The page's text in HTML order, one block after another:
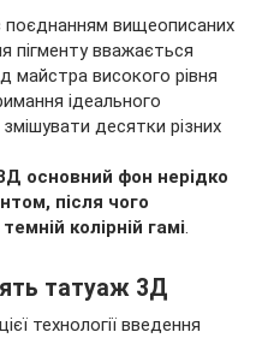
поєднанням вищеописаних
пігменту вважається
майстра високого рівня
ідеального
десятки різних
основний фон нерідко
після чого
колірній гамі.
татуаж 3Д
технології введення